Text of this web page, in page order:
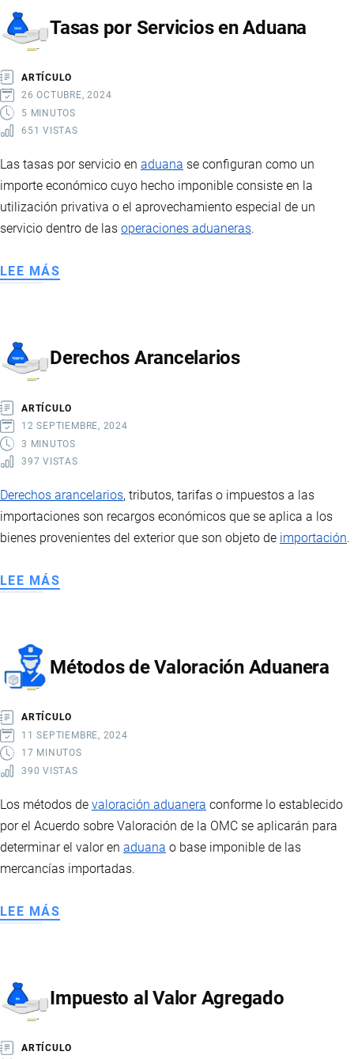
CONSUMOS
Tasas por Servicios en Aduana
ARTÍCULO
26 OCTUBRE, 2024
5 MINUTOS
651 VISTAS
Las tasas por servicio en aduana se configuran como un
importe económico cuyo hecho imponible consiste en la
utilización privativa o el aprovechamiento especial de un
servicio dentro de las operaciones aduaneras.
LEE MÁS
EN
Derechos Arancelarios
ARTÍCULO
12 SEPTIEMBRE, 2024
3 MINUTOS
397 VISTAS
Derechos arancelarios, tributos, tarifas o impuestos a las
importaciones son recargos económicos que se aplica a los
bienes provenientes del exterior que son objeto de importación.
LEE MÁS
Métodos de Valoración Aduanera
ARTÍCULO
11 SEPTIEMBRE, 2024
17 MINUTOS
390 VISTAS
Los métodos de valoración aduanera conforme lo establecido
por el Acuerdo sobre Valoración de la OMC se aplicarán para
determinar el valor en aduana o base imponible de las
mercancías importadas.
LEE MÁS
ADUANERA
Impuesto al Valor Agregado
ARTÍCULO